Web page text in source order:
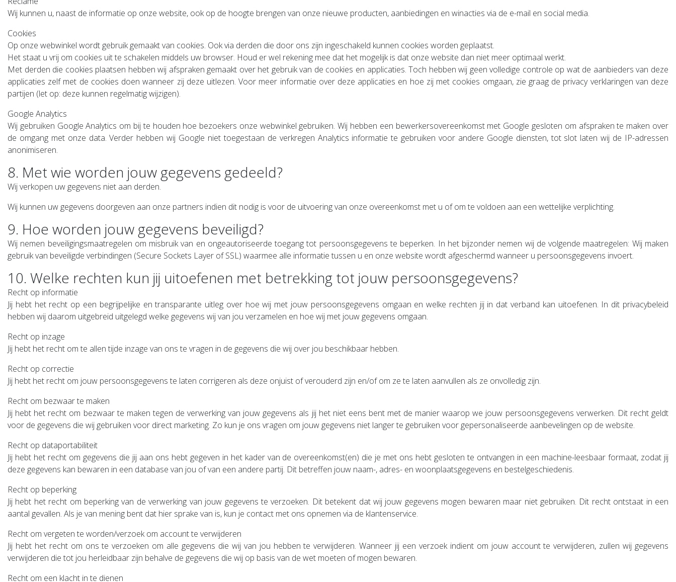
Wij kunnen u, naast de informatie op onze website, ook op de hoogte brengen van onze nieuwe producten, aanbiedingen en winacties via de e-mail en social media.
Cookies
Op onze webwinkel wordt gebruik gemaakt van cookies. Ook via derden die door ons zijn ingeschakeld kunnen cookies worden geplaatst.
Het staat u vrij om cookies uit te schakelen middels uw browser. Houd er wel rekening mee dat het mogelijk is dat onze website dan niet meer optimaal werkt.
Met derden die cookies plaatsen hebben wij afspraken gemaakt over het gebruik van de cookies en applicaties. Toch hebben wij geen volledige controle op wat de aanbieders van deze
applicaties zelf met de cookies doen wanneer zij deze uitlezen. Voor meer informatie over deze applicaties en hoe zij met cookies omgaan, zie graag de privacy verklaringen van deze
partijen (let op: deze kunnen regelmatig wijzigen).
Google Analytics
Wij gebruiken Google Analytics om bij te houden hoe bezoekers onze webwinkel gebruiken. Wij hebben een bewerkersovereenkomst met Google gesloten om afspraken te maken over
de omgang met onze data. Verder hebben wij Google niet toegestaan de verkregen Analytics informatie te gebruiken voor andere Google diensten, tot slot laten wij de IP-adressen
anonimiseren.
8. Met wie worden jouw gegevens gedeeld?
Wij verkopen uw gegevens niet aan derden.
Wij kunnen uw gegevens doorgeven aan onze partners indien dit nodig is voor de uitvoering van onze overeenkomst met u of om te voldoen aan een wettelijke verplichting.
9. Hoe worden jouw gegevens beveiligd?
Wij nemen beveiligingsmaatregelen om misbruik van en ongeautoriseerde toegang tot persoonsgegevens te beperken. In het bijzonder nemen wij de volgende maatregelen: Wij maken
gebruik van beveiligde verbindingen (Secure Sockets Layer of SSL) waarmee alle informatie tussen u en onze website wordt afgeschermd wanneer u persoonsgegevens invoert.
10. Welke rechten kun jij uitoefenen met betrekking tot jouw persoonsgegevens?
Recht op informatie
Jij hebt het recht op een begrijpelijke en transparante uitleg over hoe wij met jouw persoonsgegevens omgaan en welke rechten jij in dat verband kan uitoefenen. In dit privacybeleid
hebben wij daarom uitgebreid uitgelegd welke gegevens wij van jou verzamelen en hoe wij met jouw gegevens omgaan.
Recht op inzage
Jij hebt het recht om te allen tijde inzage van ons te vragen in de gegevens die wij over jou beschikbaar hebben.
Recht op correctie
Jij hebt het recht om jouw persoonsgegevens te laten corrigeren als deze onjuist of verouderd zijn en/of om ze te laten aanvullen als ze onvolledig zijn.
Recht om bezwaar te maken
Jij hebt het recht om bezwaar te maken tegen de verwerking van jouw gegevens als jij het niet eens bent met de manier waarop we jouw persoonsgegevens verwerken. Dit recht geldt
voor de gegevens die wij gebruiken voor direct marketing. Zo kun je ons vragen om jouw gegevens niet langer te gebruiken voor gepersonaliseerde aanbevelingen op de website.
Recht op dataportabiliteit
Jij hebt het recht om gegevens die jij aan ons hebt gegeven in het kader van de overeenkomst(en) die je met ons hebt gesloten te ontvangen in een machine-leesbaar formaat, zodat jij
deze gegevens kan bewaren in een database van jou of van een andere partij. Dit betreffen jouw naam-, adres- en woonplaatsgegevens en bestelgeschiedenis.
Recht op beperking
Jij hebt het recht om beperking van de verwerking van jouw gegevens te verzoeken. Dit betekent dat wij jouw gegevens mogen bewaren maar niet gebruiken. Dit recht ontstaat in een
aantal gevallen. Als je van mening bent dat hier sprake van is, kun je contact met ons opnemen via de klantenservice.
Recht om vergeten te worden/verzoek om account te verwijderen
Jij hebt het recht om ons te verzoeken om alle gegevens die wij van jou hebben te verwijderen. Wanneer jij een verzoek indient om jouw account te verwijderen, zullen wij gegevens
verwijderen die tot jou herleidbaar zijn behalve de gegevens die wij op basis van de wet moeten of mogen bewaren.
Recht om een klacht in te dienen